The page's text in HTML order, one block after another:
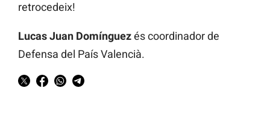
retrocedeix!
Lucas Juan Domínguezés coordinador de
Defensa del País Valencià.